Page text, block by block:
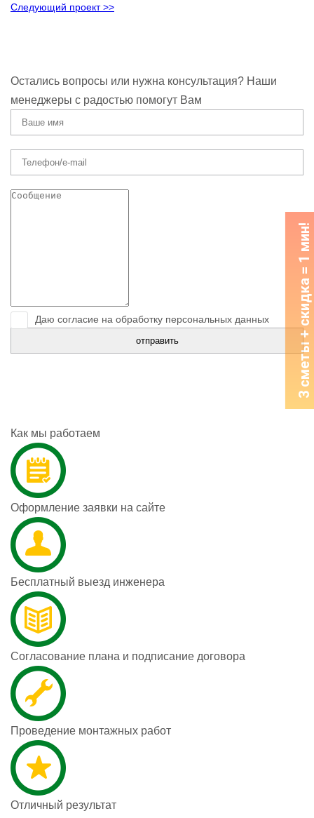
Следующий проект >>
Остались вопросы или нужна консультация? Наши
менеджеры с радостью помогут Вам
Даю согласие на обработку персональных данных
Как мы работаем
Оформление заявки на сайте
Бесплатный выезд инженера
Согласование плана и подписание договора
Проведение монтажных работ
Отличный результат
3 сметы + скидка = 1 мин!